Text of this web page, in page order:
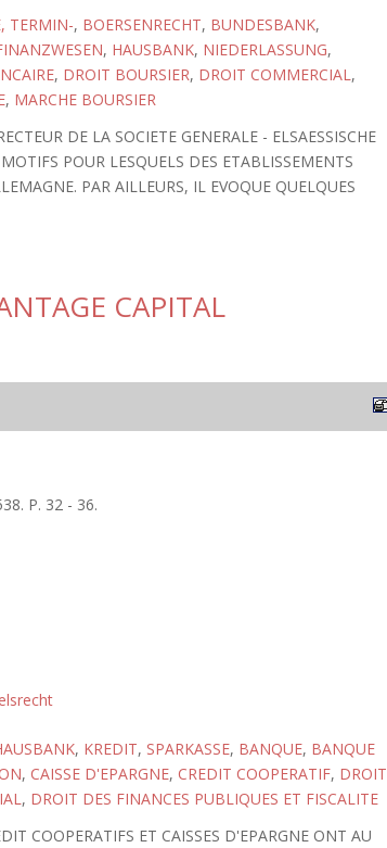
TERMIN-, BOERSENRECHT, BUNDESBANK,
, HAUSBANK, NIEDERLASSUNG,
, DROIT BOURSIER, DROIT COMMERCIAL,
, MARCHE BOURSIER
DE LA SOCIETE GENERALE - ELSAESSISCHE
POUR LESQUELS DES ETABLISSEMENTS
PAR AILLEURS, IL EVOQUE QUELQUES
CAPITAL
P. 32 - 36.
, KREDIT, SPARKASSE, BANQUE, BANQUE
, CAISSE D'EPARGNE, CREDIT COOPERATIF, DROIT
, DROIT DES FINANCES PUBLIQUES ET FISCALITE
COOPERATIFS ET CAISSES D'EPARGNE ONT AU